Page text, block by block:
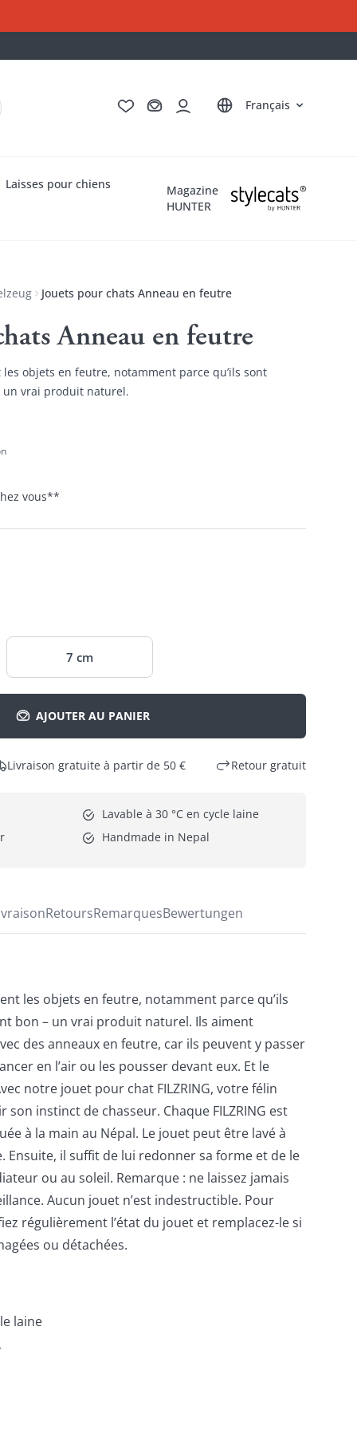
Deutsch
English
Italiano
Nederlands
Français
Laisses pour chiens
Magazine
HUNTER
Jouets pour chats Anneau en feutre
Anneau en feutre
objets en feutre, notamment parce qu’ils sont
un vrai produit naturel.
vous**
7 cm
AJOUTER AU PANIER
Livraison gratuite à partir de 50 € Retour gratuit
Lavable à 30 °C en cycle laine
Handmade in Nepal
RetoursRemarquesBewertungen
les objets en feutre, notamment parce qu’ils
bon – un vrai produit naturel. Ils aiment
des anneaux en feutre, car ils peuvent y passer
en l’air ou les pousser devant eux. Et le
notre jouet pour chat FILZRING, votre félin
instinct de chasseur. Chaque FILZRING est
à la main au Népal. Le jouet peut être lavé à
Ensuite, il suffit de lui redonner sa forme et de le
ou au soleil. Remarque : ne laissez jamais
Aucun jouet n’est indestructible. Pour
régulièrement l’état du jouet et remplacez-le si
ou détachées.
laine